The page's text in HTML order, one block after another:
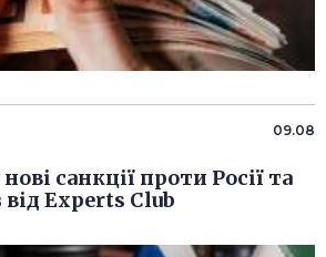
09.08
санкції проти Росії та
Experts Club